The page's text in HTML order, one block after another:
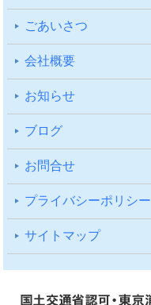
ごあいさつ
会社概要
お知らせ
ブログ
お問合せ
プライバシーポリシー
サイトマップ